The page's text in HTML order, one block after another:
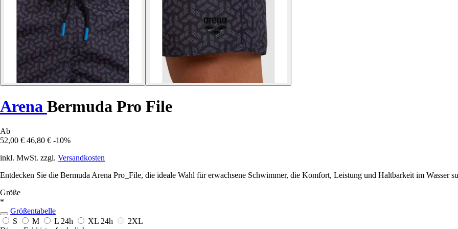
Arena Bermuda Pro File
Ab
52,00 € 46,80 € -10%
inkl. MwSt. zzgl. Versandkosten
Entdecken Sie die Bermuda Arena Pro_File, die ideale Wahl für erwachsene Schwimmer, die Komfort, Leistung und Haltbarkeit im Wasser
Größe
*
Größentabelle
S
M L 24h XL 24h
2XL